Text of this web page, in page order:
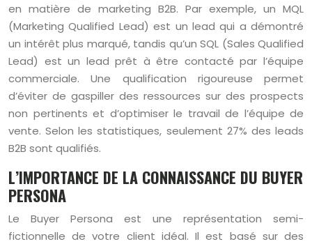
en matière de marketing B2B. Par exemple, un MQL
(Marketing Qualified Lead) est un lead qui a démontré
un intérêt plus marqué, tandis qu’un SQL (Sales Qualified
Lead) est un lead prêt à être contacté par l’équipe
commerciale. Une qualification rigoureuse permet
d’éviter de gaspiller des ressources sur des prospects
non pertinents et d’optimiser le travail de l’équipe de
vente. Selon les statistiques, seulement 27% des leads
B2B sont qualifiés.
L’IMPORTANCE DE LA CONNAISSANCE DU BUYER
PERSONA
Le Buyer Persona est une représentation semi-
fictionnelle de votre client idéal. Il est basé sur des